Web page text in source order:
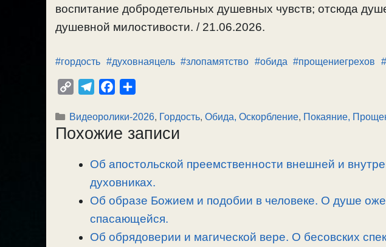
воспитание добродетельных душевных чувств; отсюда
душевной милостивости. / 21.06.2026.
#гордость #духовнаяцель #злопамятство #обида #прощениегрехов
p
y
l
e
r
a
m
c
e
o
o
k
п
р
в
и
т
Рубрики
Видеоролики-2026, Гордость, Обида, Оскорбление, Покаяние,
Похожие записи
Об апостольской преемственности внешней и
духовниках.
Об образе Божием и подобии в человеке. О душе
спасающейся.
Об обрядоверии и магической вере. О бесовских